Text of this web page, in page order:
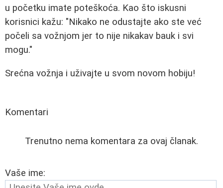
u početku imate poteškoća. Kao što iskusni
korisnici kažu: "Nikako ne odustajte ako ste već
počeli sa vožnjom jer to nije nikakav bauk i svi
mogu."
Srećna vožnja i uživajte u svom novom hobiju!
Komentari
Trenutno nema komentara za ovaj članak.
Vaše ime: